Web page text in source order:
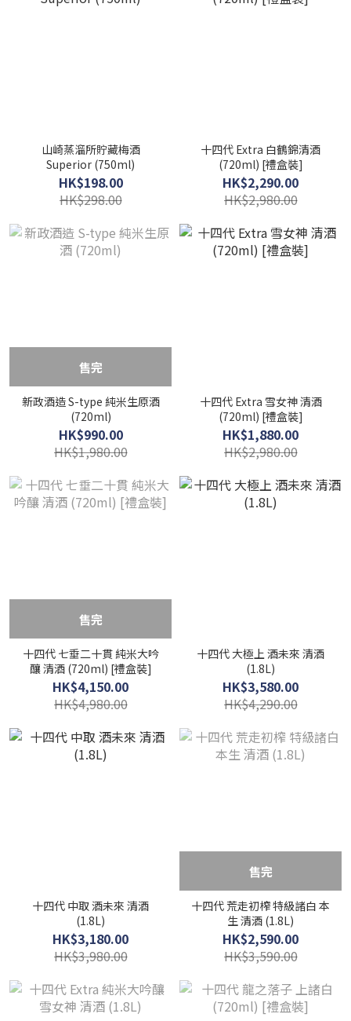
山崎蒸溜所貯藏梅酒
Superior (750ml)
HK$198.00
HK$298.00
十四代 Extra 白鶴錦清酒
(720ml) [禮盒裝]
HK$2,290.00
HK$2,980.00
售完
新政酒造 S-type 純米生原酒
(720ml)
HK$990.00
HK$1,980.00
十四代 Extra 雪女神 清酒
(720ml) [禮盒裝]
HK$1,880.00
HK$2,980.00
售完
十四代 七垂二十貫 純米大吟
釀 清酒 (720ml) [禮盒裝]
HK$4,150.00
HK$4,980.00
十四代 大極上 酒未來 清酒
(1.8L)
HK$3,580.00
HK$4,290.00
十四代 中取 酒未來 清酒
(1.8L)
HK$3,180.00
HK$3,980.00
售完
十四代 荒走初榨 特級諸白 本
生 清酒 (1.8L)
HK$2,590.00
HK$3,590.00